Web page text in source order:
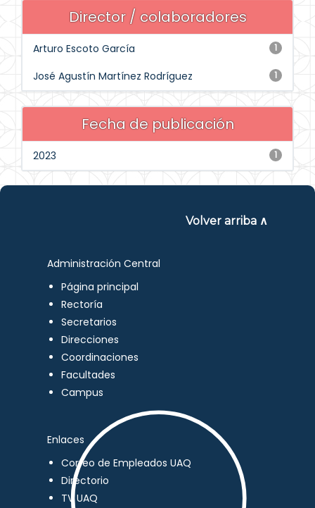
Director / colaboradores
1
Arturo Escoto García
1
José Agustín Martínez Rodríguez
Fecha de publicación
1
2023
Volver arriba ∧
Administración Central
Página principal
Rectoría
Secretarios
Direcciones
Coordinaciones
Facultades
Campus
Enlaces
Correo de Empleados UAQ
Directorio
TV UAQ